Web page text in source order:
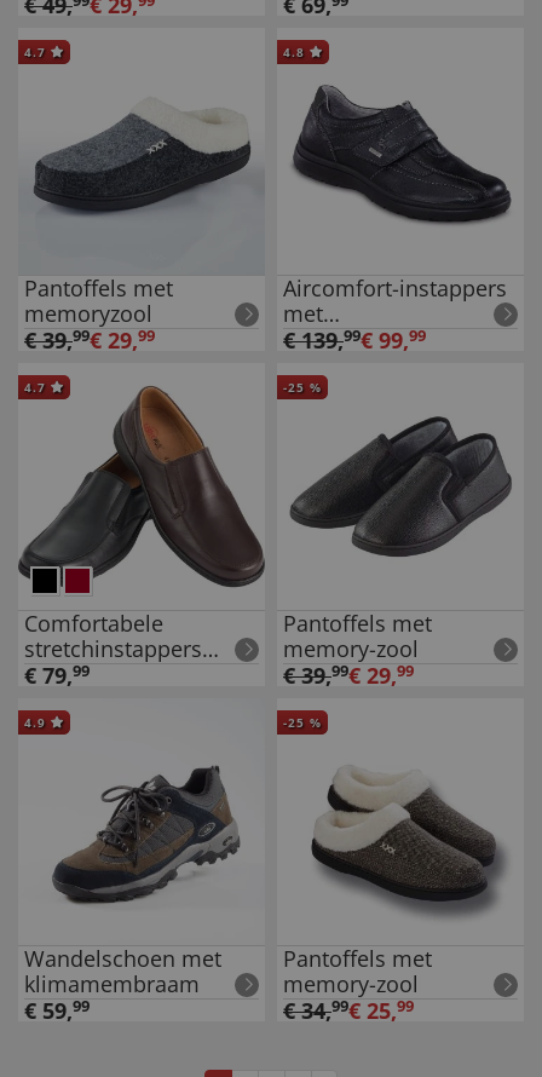
4.7
Pantoffels met
memoryzool
€39,99€ 29,99
4.8
Aircomfort-instappers
met
klimaatmembranen
€139,99€ 99,99
4.7
Comfortabele
stretchinstappers
'Lightwalk'
€ 79,99
-25 %
Pantoffels met
memory-zool
€39,99€ 29,99
4.9
Wandelschoen met
klimamembraam
€ 59,99
-25 %
Pantoffels met
memory-zool
€34,99€ 25,99